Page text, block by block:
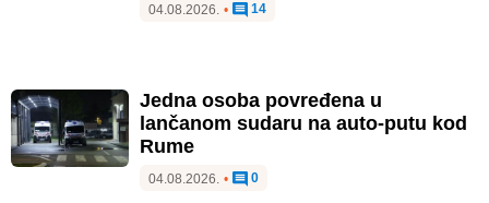
04.08.2026. • 14
Jedna osoba povređena u
lančanom sudaru na auto-putu kod
Rume
04.08.2026. • 0